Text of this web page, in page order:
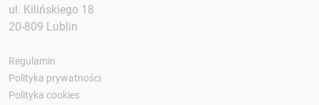
ul. Kilińskiego 18
20-809 Lublin
Regulamin
Polityka prywatności
Polityka cookies